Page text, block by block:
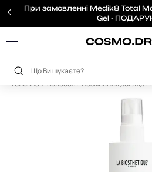
При замовленні Medik8 Total
Gel -
Головна Волосся Незмивний догляд